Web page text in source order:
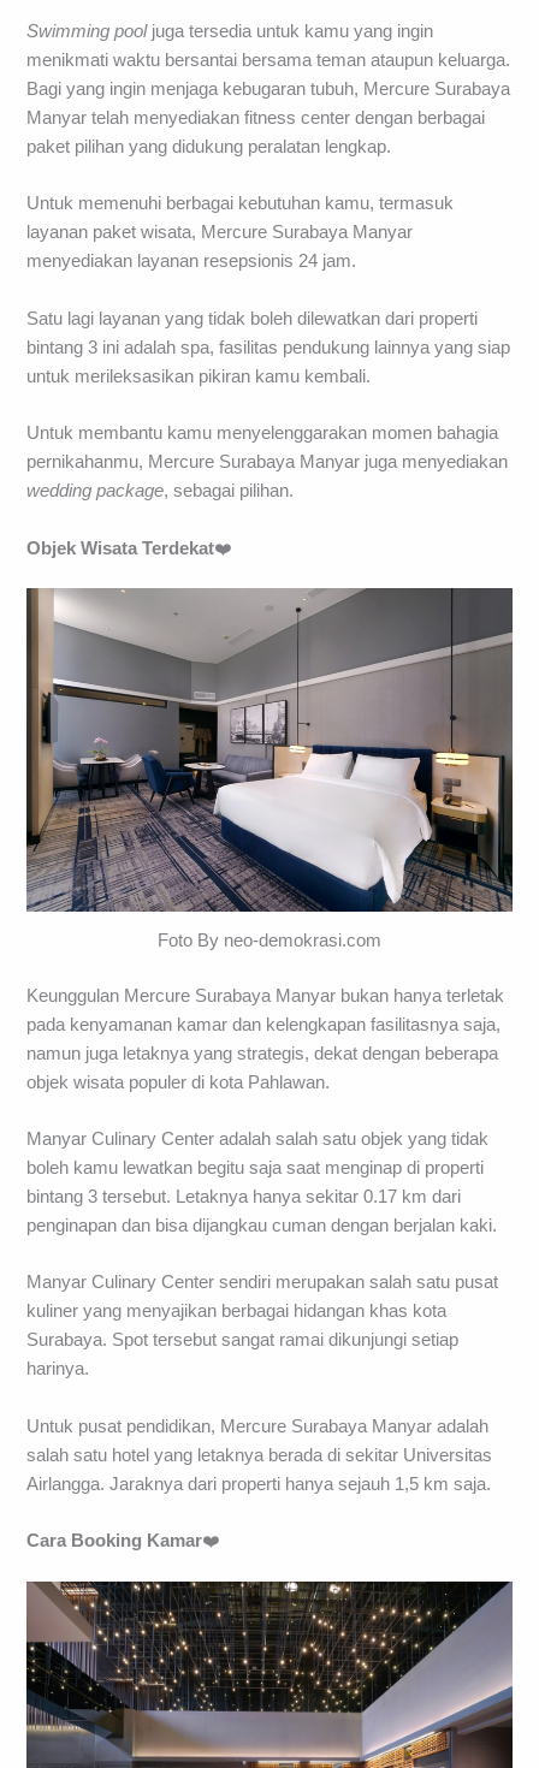
Swimming pooljuga tersedia untuk kamu yang ingin
menikmati waktu bersantai bersama teman ataupun keluarga.
Bagi yang ingin menjaga kebugaran tubuh, Mercure Surabaya
Manyar telah menyediakan fitness center dengan berbagai
paket pilihan yang didukung peralatan lengkap.
Untuk memenuhi berbagai kebutuhan kamu, termasuk
layanan paket wisata, Mercure Surabaya Manyar
menyediakan layanan resepsionis 24 jam.
Satu lagi layanan yang tidak boleh dilewatkan dari properti
bintang 3 ini adalah spa, fasilitas pendukung lainnya yang siap
untuk merileksasikan pikiran kamu kembali.
Untuk membantu kamu menyelenggarakan momen bahagia
pernikahanmu, Mercure Surabaya Manyar juga menyediakan
wedding package, sebagai pilihan.
Objek Wisata Terdekat❤️
Foto By neo-demokrasi.com
Keunggulan Mercure Surabaya Manyar bukan hanya terletak
pada kenyamanan kamar dan kelengkapan fasilitasnya saja,
namun juga letaknya yang strategis, dekat dengan beberapa
objek wisata populer di kota Pahlawan.
Manyar Culinary Center adalah salah satu objek yang tidak
boleh kamu lewatkan begitu saja saat menginap di properti
bintang 3 tersebut. Letaknya hanya sekitar 0.17 km dari
penginapan dan bisa dijangkau cuman dengan berjalan kaki.
Manyar Culinary Center sendiri merupakan salah satu pusat
kuliner yang menyajikan berbagai hidangan khas kota
Surabaya. Spot tersebut sangat ramai dikunjungi setiap
harinya.
Untuk pusat pendidikan, Mercure Surabaya Manyar adalah
salah satu hotel yang letaknya berada di sekitar Universitas
Airlangga. Jaraknya dari properti hanya sejauh 1,5 km saja.
Cara Booking Kamar❤️